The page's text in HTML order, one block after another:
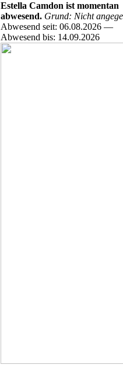
Estella Camdon ist momentan
abwesend. Grund: Nicht
Abwesend seit: 06.08.2026 —
Abwesend bis: 14.09.2026